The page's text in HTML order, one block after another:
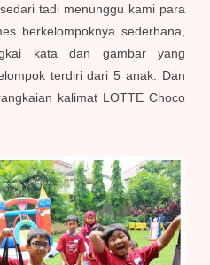
tadi menunggu kami para
berkelompoknya sederhana,
kata dan gambar yang
terdiri dari 5 anak. Dan
kalimat LOTTE Choco